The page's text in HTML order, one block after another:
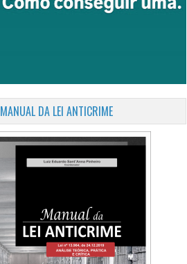
MANUAL DA LEI ANTICRIME